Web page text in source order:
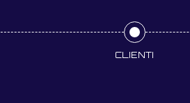
CLIENTI